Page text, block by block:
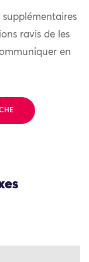
supplémentaires
ravis de les
en